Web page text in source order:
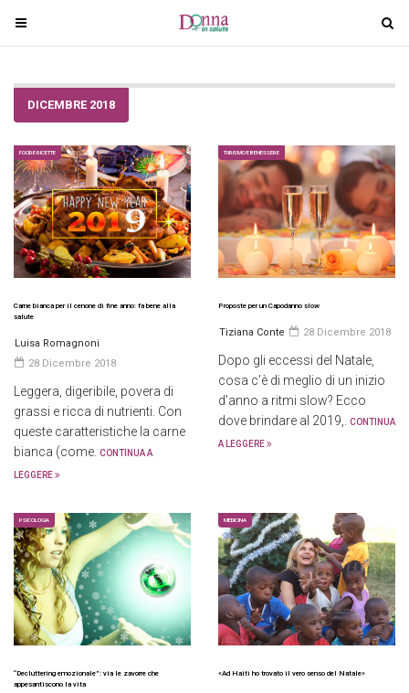
T
o
g
n
a
v
i
g
a
i
n
T
o
g
n
a
v
i
g
a
o
DICEMBRE 2018
FOOD E RICETTE
Carne bianca per il cenone di fine anno: fa bene alla
salute
Luisa Romagnoni
28 Dicembre 2018
Leggera, digeribile, povera di
grassi e ricca di nutrienti. Con
queste caratteristiche la carne
bianca (come. CONTINUA A
LEGGERE
TURISMO E BENESSERE
Proposte per un Capodanno slow
Tiziana Conte 28 Dicembre 2018
Dopo gli eccessi del Natale,
cosa c’è di meglio di un inizio
d’anno a ritmi slow? Ecco
dove brindare al 2019,. CONTINUA
A LEGGERE
PSICOLOGIA
“Decluttering emozionale”: via le zavorre che
appesantiscono la vita
MEDICINA
«Ad Haiti ho trovato il vero senso del Natale»